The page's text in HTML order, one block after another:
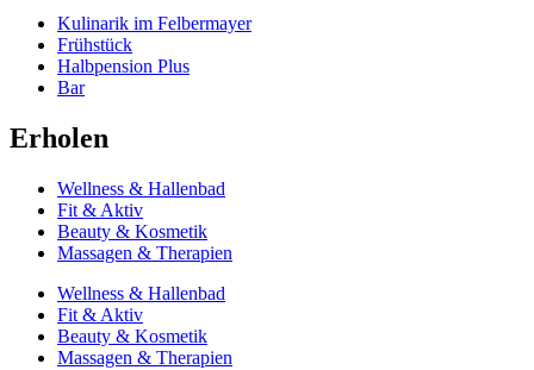
Kulinarik im Felbermayer
Frühstück
Halbpension Plus
Bar
Erholen
Wellness & Hallenbad
Fit & Aktiv
Beauty & Kosmetik
Massagen & Therapien
Wellness & Hallenbad
Fit & Aktiv
Beauty & Kosmetik
Massagen & Therapien